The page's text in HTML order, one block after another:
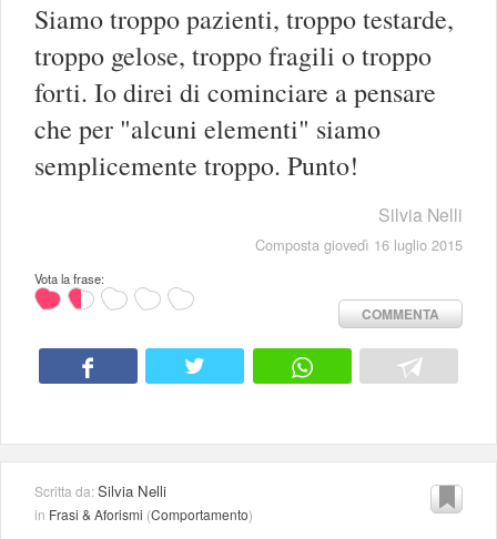
Siamo troppo pazienti, troppo testarde,
troppo gelose, troppo fragili o troppo
forti. Io direi di cominciare a pensare
che per "alcuni elementi" siamo
semplicemente troppo. Punto!
Silvia Nelli
Composta giovedì 16 luglio 2015
Vota la frase:
COMMENTA
Scritta da:Silvia Nelli
in Frasi & Aforismi (Comportamento)